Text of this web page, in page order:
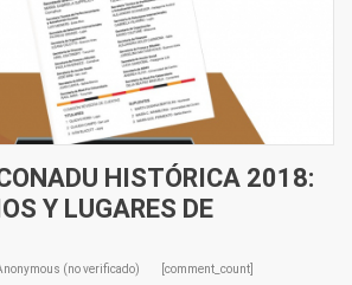
HISTÓRICA 2018:
Y LUGARES DE
(no verificado) [comment_count]